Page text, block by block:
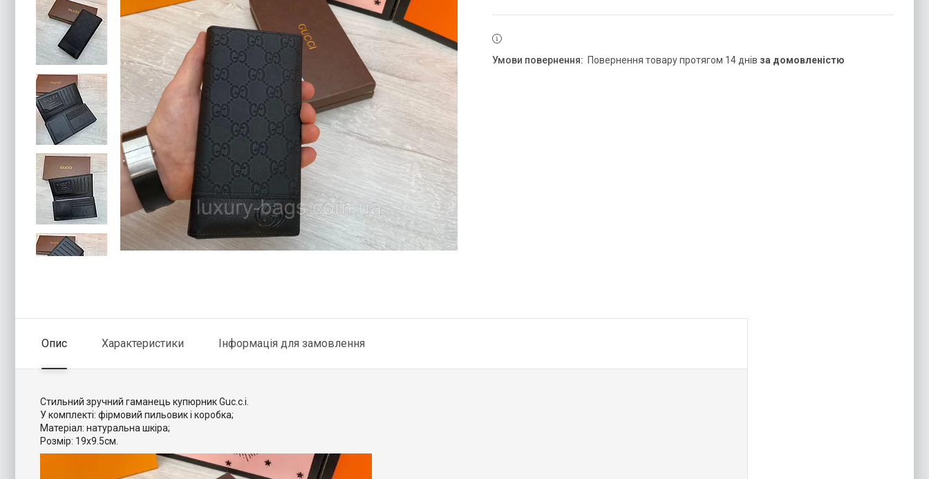
повернення товару протягом 14 днів за домовленістю
Опис Характеристики Інформація для замовлення
Стильний зручний гаманець купюрник Guc.c.i.
У комплекті: фірмовий пильовик і коробка;
Матеріал: натуральна шкіра;
Розмір: 19х9.5см.